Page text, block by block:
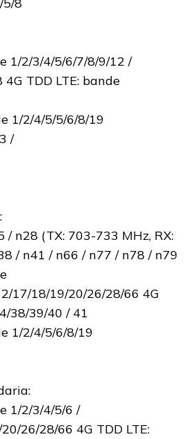
1/2/3/4/5/6/7/8/9/12 /
TDD LTE: bande
1/2/4/5/5/6/8/19
/
/ n28 (TX: 703-733 MHz, RX:
/ n41 / n66 / n77 / n78 / n79
17/18/19/20/26/28/66 4G
38/39/40 / 41
1/2/4/5/6/8/19
1/2/3/4/5/6 /
26/28/66 4G TDD LTE: